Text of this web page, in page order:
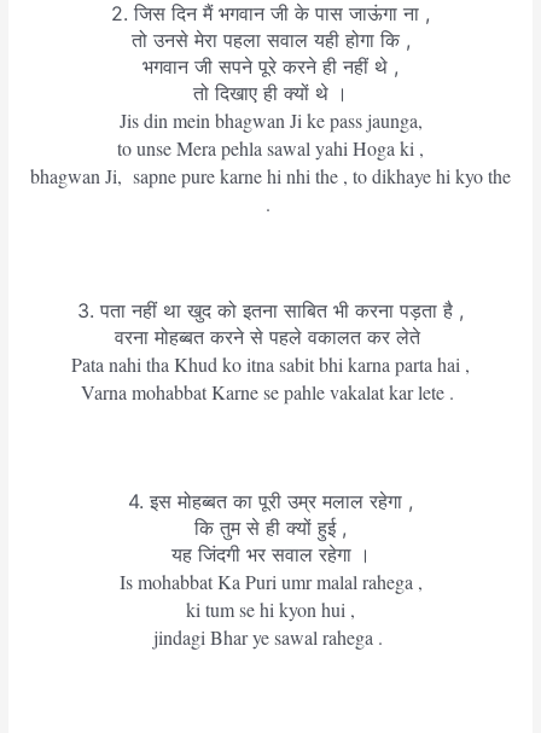
2. जिस दिन मैं भगवान जी के पास जाऊंगा ना ,
तो उनसे मेरा पहला सवाल यही होगा कि ,
भगवान जी सपने पूरे करने ही नहीं थे ,
तो दिखाए ही क्यों थे ।
Jis din mein bhagwan Ji ke pass jaunga,
to unse Mera pehla sawal yahi Hoga ki ,
bhagwan Ji, sapne pure karne hi nhi the , to dikhaye hi kyo the
.
3. पता नहीं था खुद को इतना साबित भी करना पड़ता है ,
वरना मोहब्बत करने से पहले वकालत कर लेते
Pata nahi tha Khud ko itna sabit bhi karna parta hai ,
Varna mohabbat Karne se pahle vakalat kar lete .
4. इस मोहब्बत का पूरी उम्र मलाल रहेगा ,
कि तुम से ही क्यों हुई ,
यह जिंदगी भर सवाल रहेगा ।
Is mohabbat Ka Puri umr malal rahega ,
ki tum se hi kyon hui ,
jindagi Bhar ye sawal rahega .